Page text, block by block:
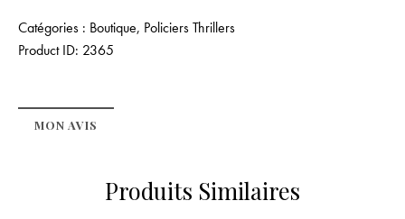
Catégories : Boutique, Policiers Thrillers
Product ID: 2365
MON AVIS
Produits Similaires